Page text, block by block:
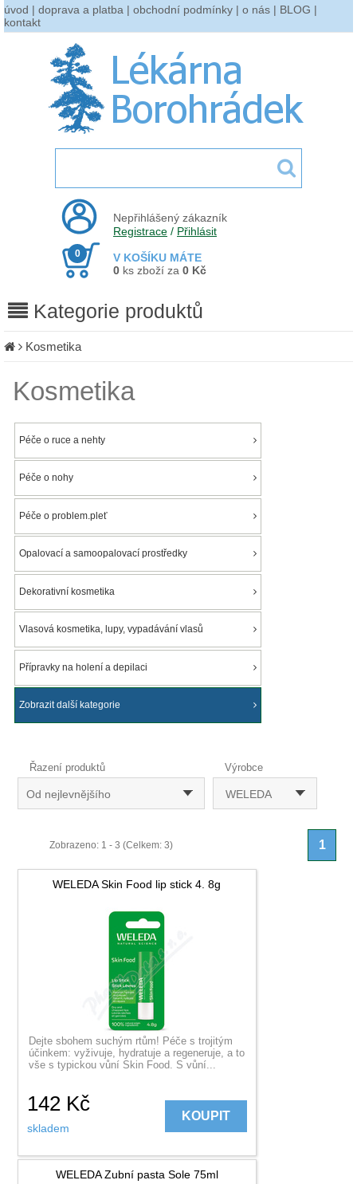
úvod | doprava a platba | obchodní podmínky | o nás | BLOG |
kontakt
Nepřihlášený zákazník
Registrace / Přihlásit
V KOŠÍKU MÁTE
0
0 ks zboží za 0 Kč
Kategorie produktů
Kosmetika
Kosmetika
Péče o ruce a nehty
Péče o nohy
Péče o problem.pleť
Opalovací a samoopalovací prostředky
Dekorativní kosmetika
Vlasová kosmetika, lupy, vypadávání vlasů
Přípravky na holení a depilaci
Zobrazit další kategorie
Řazení produktů
Od nejlevnějšího
Výrobce
WELEDA
Zobrazeno: 1 - 3 (Celkem: 3) 1
WELEDA Skin Food lip stick 4. 8g
Dejte sbohem suchým rtům! Péče s trojitým
účinkem: vyživuje, hydratuje a regeneruje, a to
vše s typickou vůní Skin Food. S vůní...
142 Kč
skladem
KOUPIT
WELEDA Zubní pasta Sole 75ml